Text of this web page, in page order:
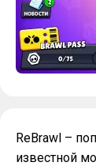
ReBrawl –
известной